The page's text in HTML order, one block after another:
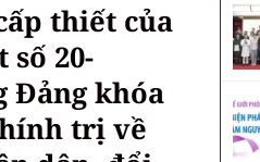
thiết của
20-
Đảng khóa
trị về